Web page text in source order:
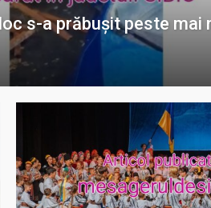
s-a prăbușit peste mai